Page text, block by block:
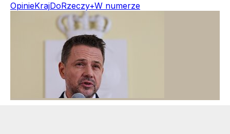
OpinieKrajDoRzeczy+W numerze